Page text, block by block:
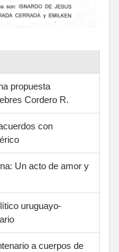
propuesta
Cordero R.
con
Un acto de amor y
uruguayo-
a cuerpos de